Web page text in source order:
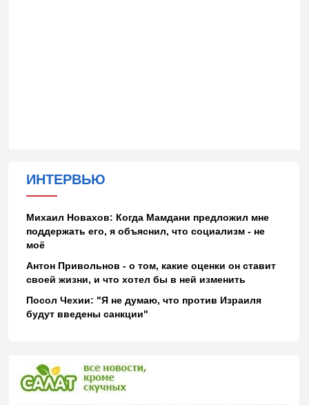
ИНТЕРВЬЮ
Михаил Новахов: Когда Мамдани предложил мне
поддержать его, я объяснил, что социализм - не
моё
Антон Привольнов - о том, какие оценки он ставит
своей жизни, и что хотел бы в ней изменить
Посол Чехии: "Я не думаю, что против Израиля
будут введены санкции"